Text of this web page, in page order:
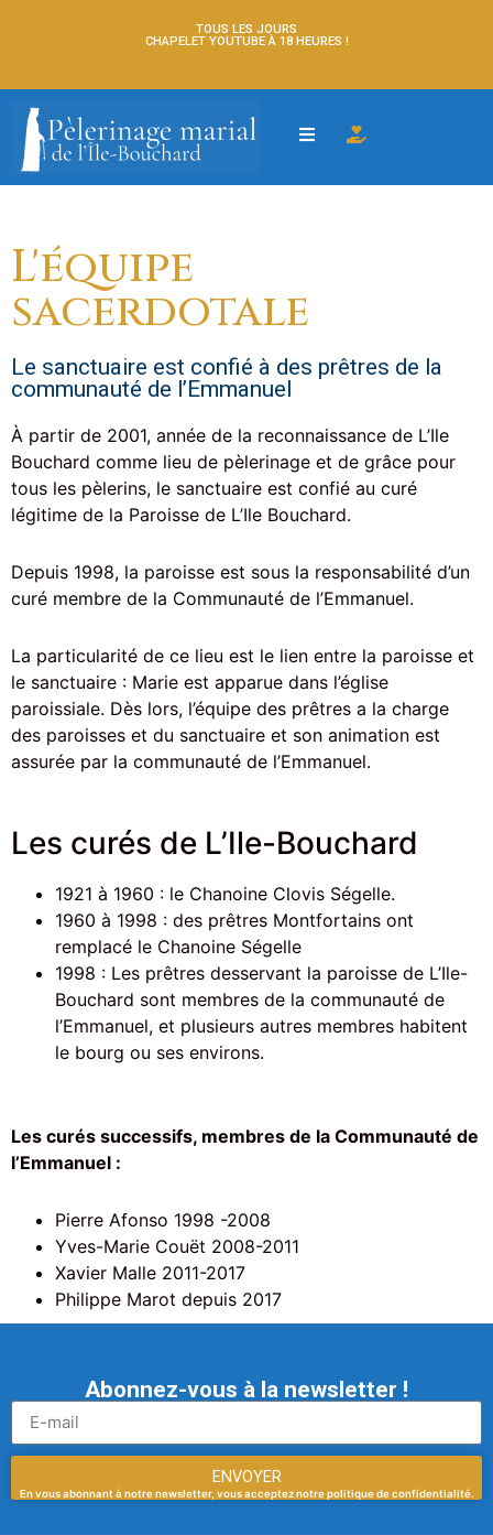
TOUS LES JOURS
CHAPELET YOUTUBE À 18 HEURES !
L'équipe
sacerdotale
Le sanctuaire est confié à des prêtres de la
communauté de l’Emmanuel
À partir de 2001, année de la reconnaissance de L’Ile
Bouchard comme lieu de pèlerinage et de grâce pour
tous les pèlerins, le sanctuaire est confié au curé
légitime de la Paroisse de L’Ile Bouchard.
Depuis 1998, la paroisse est sous la responsabilité d’un
curé membre de la Communauté de l’Emmanuel.
La particularité de ce lieu est le lien entre la paroisse et
le sanctuaire : Marie est apparue dans l’église
paroissiale. Dès lors, l’équipe des prêtres a la charge
des paroisses et du sanctuaire et son animation est
assurée par la communauté de l’Emmanuel.
Les curés de L’Ile-Bouchard
1921 à 1960 : le Chanoine Clovis Ségelle.
1960 à 1998 : des prêtres Montfortains ont
remplacé le Chanoine Ségelle
1998 : Les prêtres desservant la paroisse de L’Ile-
Bouchard sont membres de la communauté de
l’Emmanuel, et plusieurs autres membres habitent
le bourg ou ses environs.
Les curés successifs, membres de la Communauté de
l’Emmanuel :
Pierre Afonso 1998 -2008
Yves-Marie Couët 2008-2011
Xavier Malle 2011-2017
Philippe Marot depuis 2017
Abonnez-vous à la newsletter !
ENVOYER
En vous abonnant à notre newsletter, vous acceptez notre politique de confidentialité.